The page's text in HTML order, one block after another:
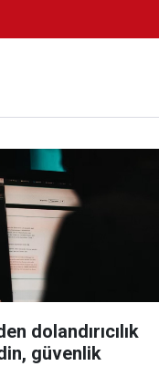
dolandırıcılık
güvenlik